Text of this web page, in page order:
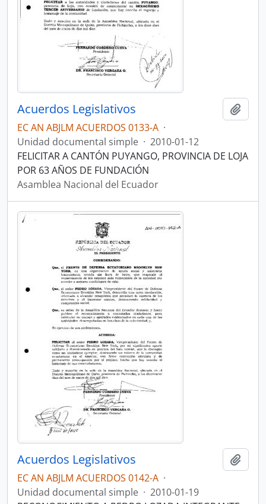
Acuerdos Legislativos
EC AN ABJLM ACUERDOS 0133-A ·
Unidad documental simple · 2010-01-12
FELICITAR A CANTÓN PUYANGO, PROVINCIA DE LOJA
POR 63 AÑOS DE FUNDACIÓN
Asamblea Nacional del Ecuador
Acuerdos Legislativos
EC AN ABJLM ACUERDOS 0142-A ·
Unidad documental simple · 2010-01-19